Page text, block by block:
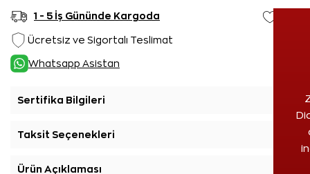
1 - 5 İş Gününde Kargoda
Ücretsiz ve Sigortalı Teslimat
Whatsapp Asistan
Sertifika Bilgileri
Taksit Seçenekleri
Ürün Açıklaması